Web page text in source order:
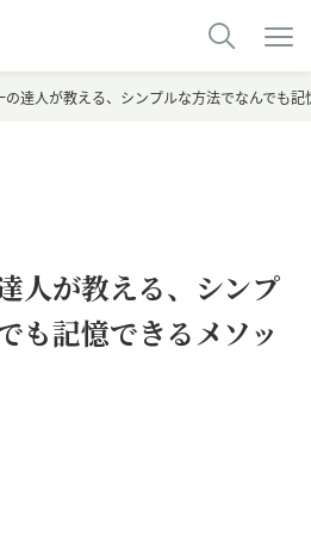
の達人が教える、シンプルな方法でなんでも
人が教える、シンプ
も記憶できるメソッ